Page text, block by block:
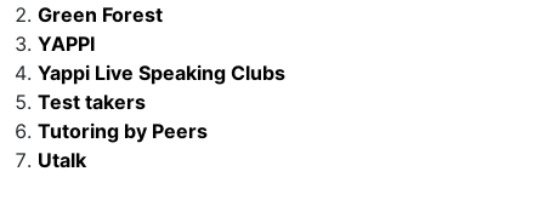
Green Forest
YAPPI
Yappi Live Speaking Clubs
Test takers
Tutoring by Peers
Utalk